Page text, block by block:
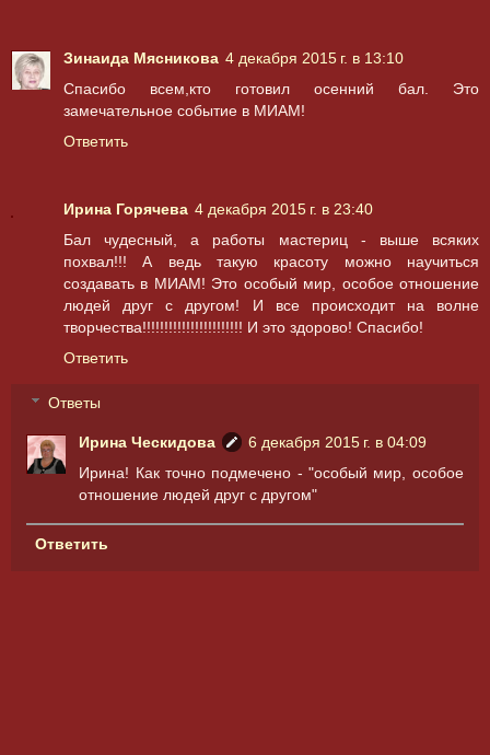
Зинаида Мясникова 4 декабря 2015 г. в 13:10
Спасибо всем,кто готовил осенний бал. Это
замечательное событие в МИАМ!
Ответить
Ирина Горячева 4 декабря 2015 г. в 23:40
Бал чудесный, а работы мастериц - выше всяких
похвал!!! А ведь такую красоту можно научиться
создавать в МИАМ! Это особый мир, особое отношение
людей друг с другом! И все происходит на волне
творчества!!!!!!!!!!!!!!!!!!!!!!! И это здорово! Спасибо!
Ответить
Ответы
Ирина Ческидова
6 декабря 2015 г. в 04:09
Ирина! Как точно подмечено - "особый мир, особое
отношение людей друг с другом"
Ответить